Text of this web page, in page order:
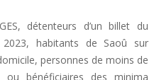
détenteurs d’un billet du
habitants de Saoû sur
personnes de moins de
ou bénéficiaires des minima